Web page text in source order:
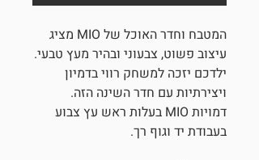
המטבח וחדר האוכל של MIO מציג
עיצוב פשוט, צבעוני ובהיר מעץ טבעי.
ילדכם יזכה למשחק רווי בדמיון
ויצירתיות עם חדר השינה הזה.
דמויות MIO בעלות ראש עץ צבוע
בעבודת יד וגוף רך.